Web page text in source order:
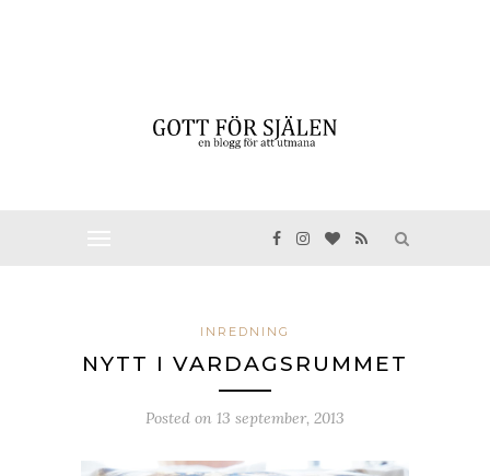
INREDNING
NYTT I VARDAGSRUMMET
Posted on 13 september, 2013